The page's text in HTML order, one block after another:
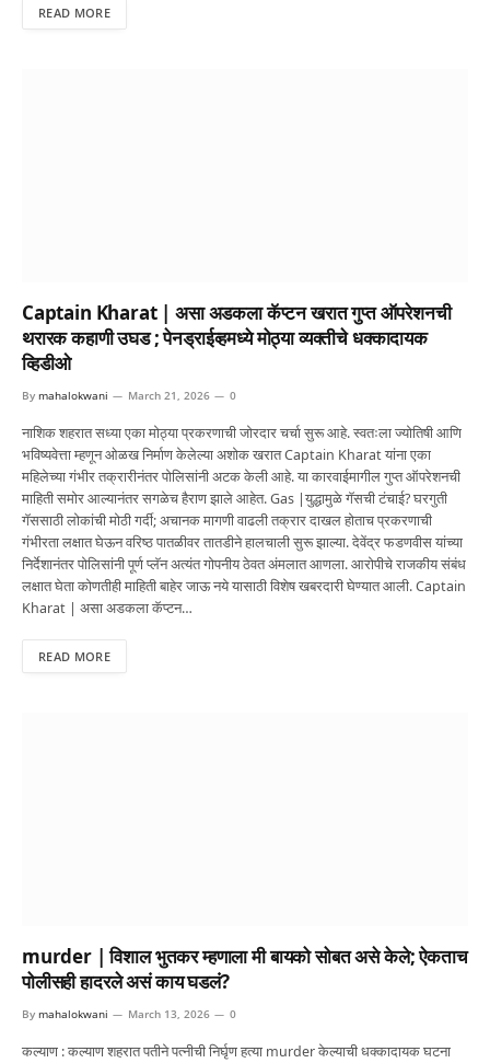
READ MORE
Captain Kharat | असा अडकला कॅप्टन खरात गुप्त ऑपरेशनची
थरारक कहाणी उघड ; पेनड्राईव्हमध्ये मोठ्या व्यक्तीचे धक्कादायक
व्हिडीओ
By mahalokwani March 21, 2026 0
नाशिक शहरात सध्या एका मोठ्या प्रकरणाची जोरदार चर्चा सुरू आहे. स्वतःला ज्योतिषी आणि
भविष्यवेत्ता म्हणून ओळख निर्माण केलेल्या अशोक खरात Captain Kharat यांना एका
महिलेच्या गंभीर तक्रारीनंतर पोलिसांनी अटक केली आहे. या कारवाईमागील गुप्त ऑपरेशनची
माहिती समोर आल्यानंतर सगळेच हैराण झाले आहेत. Gas |युद्धामुळे गॅसची टंचाई? घरगुती
गॅससाठी लोकांची मोठी गर्दी; अचानक मागणी वाढली तक्रार दाखल होताच प्रकरणाची
गंभीरता लक्षात घेऊन वरिष्ठ पातळीवर तातडीने हालचाली सुरू झाल्या. देवेंद्र फडणवीस यांच्या
निर्देशानंतर पोलिसांनी पूर्ण प्लॅन अत्यंत गोपनीय ठेवत अंमलात आणला. आरोपीचे राजकीय संबंध
लक्षात घेता कोणतीही माहिती बाहेर जाऊ नये यासाठी विशेष खबरदारी घेण्यात आली. Captain
Kharat | असा अडकला कॅप्टन…
READ MORE
murder | विशाल भुतकर म्हणाला मी बायको सोबत असे केले; ऐकताच
पोलीसही हादरले असं काय घडलं?
By mahalokwani March 13, 2026 0
कल्याण : कल्याण शहरात पतीने पत्नीची निर्घृण हत्या murder केल्याची धक्कादायक घटना